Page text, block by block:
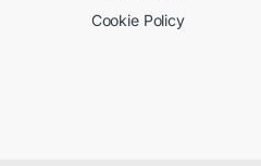
Cookie Policy